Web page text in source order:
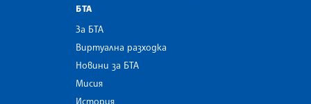
БТА
За БТА
Виртуална разходка
Новини за БТА
Мисия
История